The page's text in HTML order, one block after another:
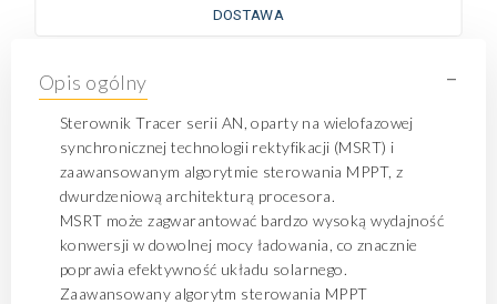
DOSTAWA
Opis ogólny -
Sterownik Tracer serii AN, oparty na wielofazowej
synchronicznej technologii rektyfikacji (MSRT) i
zaawansowanym algorytmie sterowania MPPT, z
dwurdzeniową architekturą procesora.
MSRT może zagwarantować bardzo wysoką wydajność
konwersji w dowolnej mocy ładowania, co znacznie
poprawia efektywność układu solarnego.
Zaawansowany algorytm sterowania MPPT